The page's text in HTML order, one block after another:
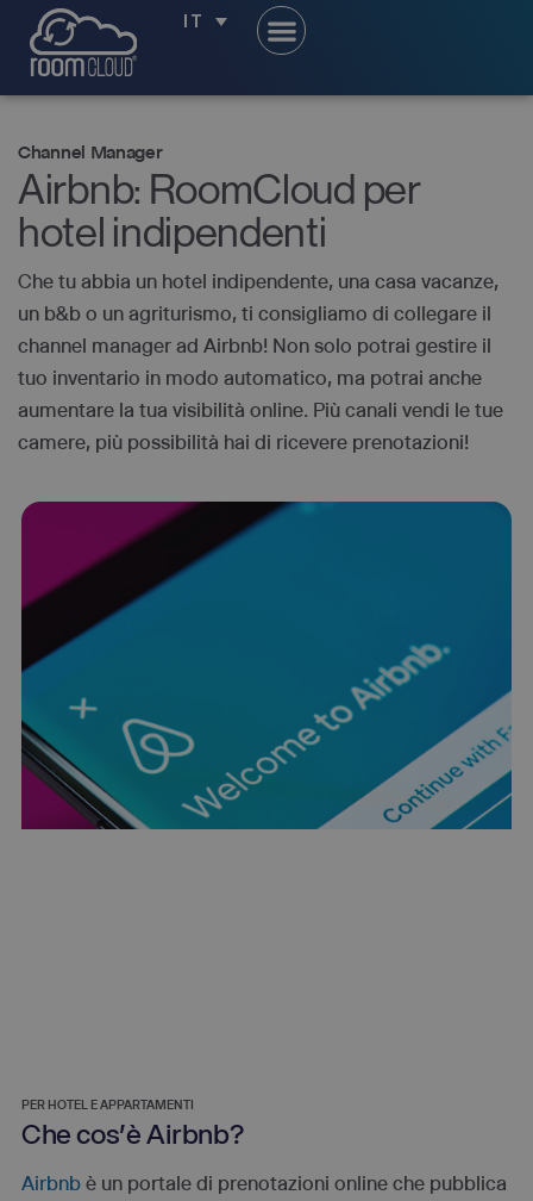
IT
Channel Manager
Airbnb: RoomCloud per
hotel indipendenti
Che tu abbia un hotel indipendente, una casa vacanze,
un b&b o un agriturismo, ti consigliamo di collegare il
channel manager ad Airbnb! Non solo potrai gestire il
tuo inventario in modo automatico, ma potrai anche
aumentare la tua visibilità online. Più canali vendi le tue
camere, più possibilità hai di ricevere prenotazioni!
PER HOTEL E APPARTAMENTI
Che cos'è Airbnb?
Airbnbè un portale di prenotazioni online che pubblica